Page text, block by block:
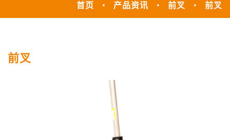
首页 产品资讯 前叉 前叉
前叉